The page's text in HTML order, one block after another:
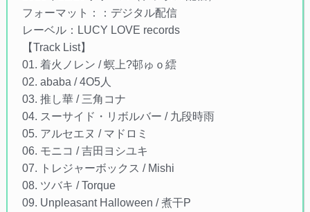
フォーマット：：デジタル配信
レーベル：LUCY LOVE records
【Track List】
01. 着火ノレン / 螟上?邨ゅｏ繧
02. ababa / 4O5人
03. 推し華 / 三角コナ
04. スーサイド・リボルバー / 九段時雨
05. アルセエヌ / マドロミ
06. モニコ / 吉田ヨシユキ
07. トレジャーボックス / Mishi
08. ツバキ / Torque
09. Unpleasant Halloween / 煮干P